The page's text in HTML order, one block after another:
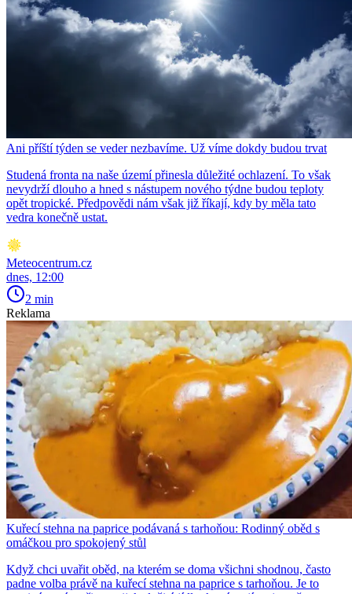
Ani příští týden se veder nezbavíme. Už víme dokdy budou trvat
Studená fronta na naše území přinesla důležité ochlazení. To však
nevydrží dlouho a hned s nástupem nového týdne budou teploty
opět tropické. Předpovědi nám však již říkají, kdy by měla tato
vedra konečně ustat.
Meteocentrum.cz
dnes, 12:00
2 min
Reklama
Kuřecí stehna na paprice podávaná s tarhoňou: Rodinný oběd s
omáčkou pro spokojený stůl
Když chci uvařit oběd, na kterém se doma všichni shodnou, často
padne volba právě na kuřecí stehna na paprice s tarhoňou. Je to